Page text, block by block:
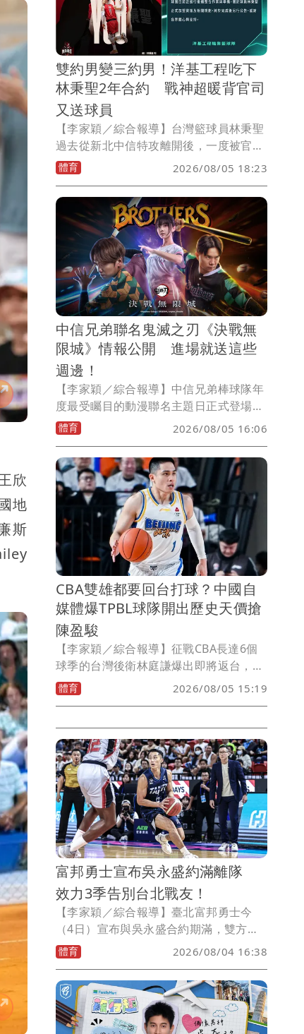
欣
地
斯
雙約男變三約男！洋基工程吃下
林秉聖2年合約 戰神超暖背官司
又送球員
【李家穎／綜合報導】台灣籃球員林秉聖
過去從新北中信特攻離開後，一度被官宣
加入新竹攻城獅卻又簽下臺北台新戰神合
約，導致出現罕見的雙約狀況，最後挨告
吃上官司，也讓戰神創隊就蒙上一層灰，
今（5）日戰神發布公告指出林秉聖主動
要離隊，並由洋基工程買斷剩下合約，再
度引起話題。
體育 2026/08/05 18:23
中信兄弟聯名鬼滅之刃《決戰無
限城》情報公開 進場就送這些
週邊！
【李家穎／綜合報導】中信兄弟棒球隊年
度最受矚目的動漫聯名主題日正式登場！
9月18日至20日，將於臺北大巨蛋攜手話
題動漫作品《鬼滅之刃》舉辦《決戰無限
城》主題日，今（5）日率先公開活動主
視覺，並同步揭曉全新聯名球衣及限定入
場贈品，門票將於8月6日正式開賣，邀請
球迷一同踏入《決戰無限城》，感受棒球
與《鬼滅之刃》交織出的熱血魅力。
體育 2026/08/05 16:06
CBA雙雄都要回台打球？中國自
媒體爆TPBL球隊開出歷史天價搶
陳盈駿
【李家穎／綜合報導】征戰CBA長達6個
球季的台灣後衛林庭謙爆出即將返台，甚
至連球隊都爆出是TPBL的臺北台新戰神
籃球隊，但戰神目前沒有官宣回應此事。
國自媒體爆出，有TPBL球隊開出天價要
他回台打球，甚至是聯盟歷史最大合約。
體育 2026/08/05 15:19
富邦勇士宣布吳永盛約滿離隊
效力3季告別台北戰友！
【李家穎／綜合報導】臺北富邦勇士今
（4日）宣布與吳永盛合約期滿，雙方正
式結束合作關係。吳永盛自2023年加盟勇
士後，效力3個賽季，期間以拚勁十足、
防守積極的球風，成為球隊輪替戰力之
一，如今確定離隊，也讓他的下一步動向
備受關注。
體育 2026/08/04 16:38